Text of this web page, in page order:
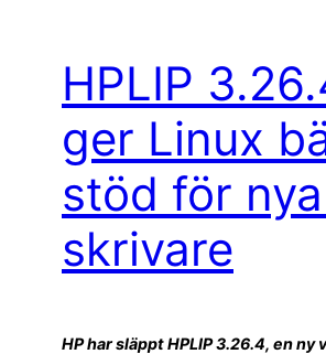
HPLIP
ger Linux
stöd för
skrivare
HP har släppt HPLIP 3.26.4, en ny